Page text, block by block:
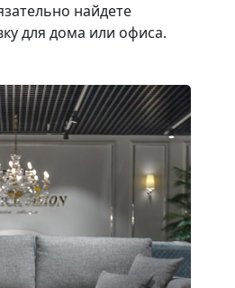
найдете
для дома или офиса.